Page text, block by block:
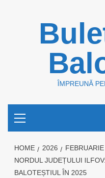
ÎMPREUNĂ
Menu
HOME 2026 FEBRUARIE
NORDUL JUDEȚULUI
BALOTEȘTIUL ÎN 2025